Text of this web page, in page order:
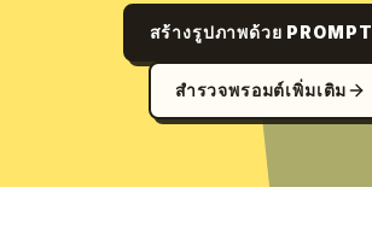
สร้างรูปภาพด้วย PROMPT
สำรวจพรอมต์เพิ่มเติม